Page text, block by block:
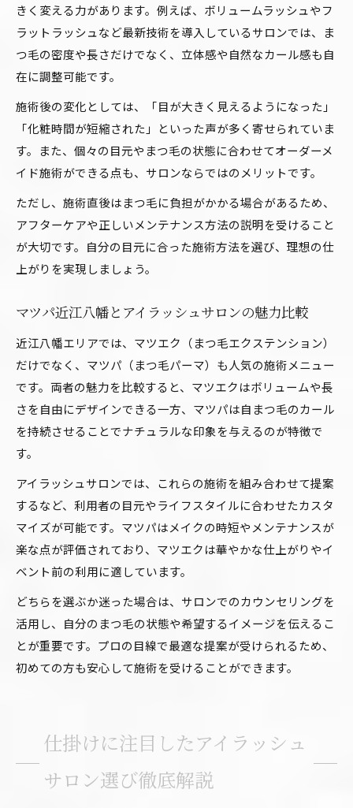
きく変える力があります。例えば、ボリュームラッシュやフ
ラットラッシュなど最新技術を導入しているサロンでは、ま
つ毛の密度や長さだけでなく、立体感や自然なカール感も自
在に調整可能です。
施術後の変化としては、「目が大きく見えるようになった」
「化粧時間が短縮された」といった声が多く寄せられていま
す。また、個々の目元やまつ毛の状態に合わせてオーダーメ
イド施術ができる点も、サロンならではのメリットです。
ただし、施術直後はまつ毛に負担がかかる場合があるため、
アフターケアや正しいメンテナンス方法の説明を受けること
が大切です。自分の目元に合った施術方法を選び、理想の仕
上がりを実現しましょう。
マツパ近江八幡とアイラッシュサロンの魅力比較
近江八幡エリアでは、マツエク（まつ毛エクステンション）
だけでなく、マツパ（まつ毛パーマ）も人気の施術メニュー
です。両者の魅力を比較すると、マツエクはボリュームや長
さを自由にデザインできる一方、マツパは自まつ毛のカール
を持続させることでナチュラルな印象を与えるのが特徴で
す。
アイラッシュサロンでは、これらの施術を組み合わせて提案
するなど、利用者の目元やライフスタイルに合わせたカスタ
マイズが可能です。マツパはメイクの時短やメンテナンスが
楽な点が評価されており、マツエクは華やかな仕上がりやイ
ベント前の利用に適しています。
どちらを選ぶか迷った場合は、サロンでのカウンセリングを
活用し、自分のまつ毛の状態や希望するイメージを伝えるこ
とが重要です。プロの目線で最適な提案が受けられるため、
初めての方も安心して施術を受けることができます。
仕掛けに注目したアイラッシュ
サロン選び徹底解説